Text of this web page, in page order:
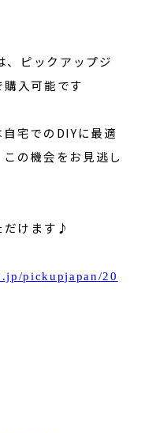
、ピックアップジ
入可能です
宅でのDIYに最適
の機会をお見逃し
だけます♪
pickupjapan/20